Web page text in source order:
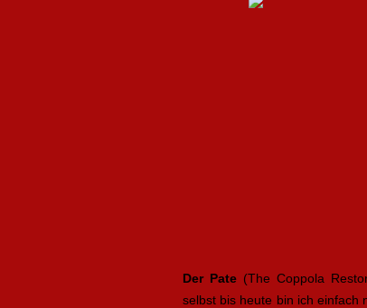
Der Pate (The Coppola
selbst bis heute bin ich einfach